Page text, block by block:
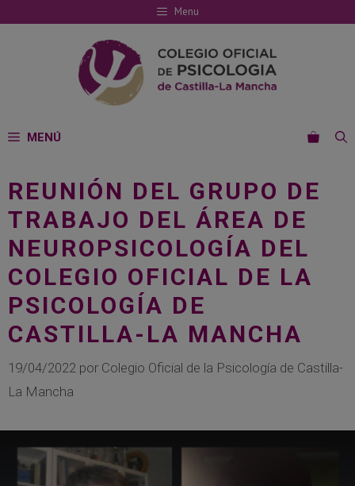
al
Menu
MENÚ
REUNIÓN DEL GRUPO DE
TRABAJO DEL ÁREA DE
NEUROPSICOLOGÍA DEL
COLEGIO OFICIAL DE LA
PSICOLOGÍA DE
CASTILLA-LA MANCHA
19/04/2022 por Colegio Oficial de la Psicología de Castilla-
La Mancha